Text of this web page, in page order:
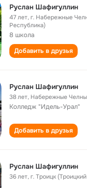
Руслан Шафигуллин
47 лет,г. Набережные
Республика)
8 школа
Добавить в друзья
Руслан Шафигуллин
38 лет, Набережные Челны
Колледж "Идель-Урал"
Добавить в друзья
Руслан Шафигуллин
36 лет,г. Троицк